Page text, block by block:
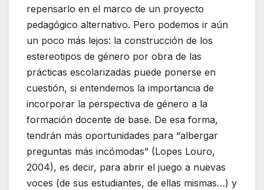
repensarlo en el marco de un proyecto
pedagógico alternativo. Pero podemos ir aún
un poco más lejos: la construcción de los
estereotipos de género por obra de las
prácticas escolarizadas puede ponerse en
cuestión, si entendemos la importancia de
incorporar la perspectiva de género a la
formación docente de base. De esa forma,
tendrán más oportunidades para “albergar
preguntas más incómodas” (Lopes Louro,
2004), es decir, para abrir el juego a nuevas
voces (de sus estudiantes, de ellas mismas…) y